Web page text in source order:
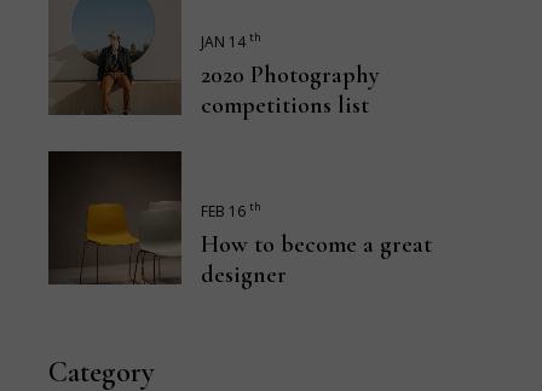
JAN 14 th
2020 Photography
competitions list
FEB 16 th
How to become a great
designer
Category